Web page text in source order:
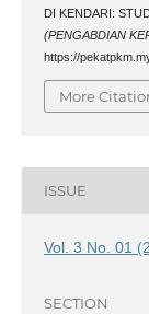
DI KENDARI:
(PENGABDIAN
https://
More
ISSUE
Vol. 3 No. 01
SECTION